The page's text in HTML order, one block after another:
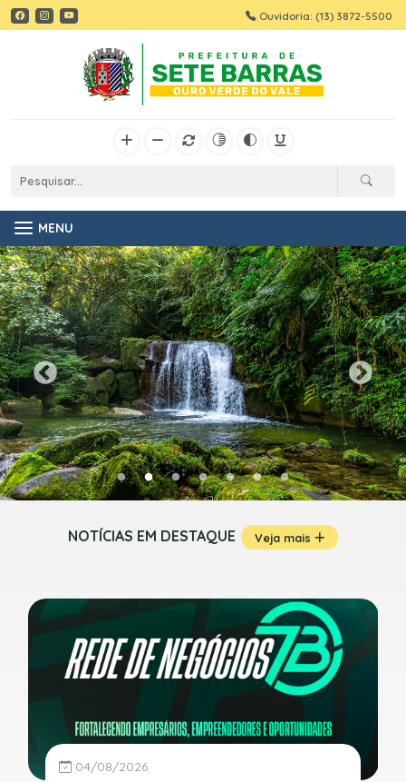
Ouvidoria: (13) 3872-5500
MENU
NOTÍCIAS EM DESTAQUE Veja mais
04/08/2026